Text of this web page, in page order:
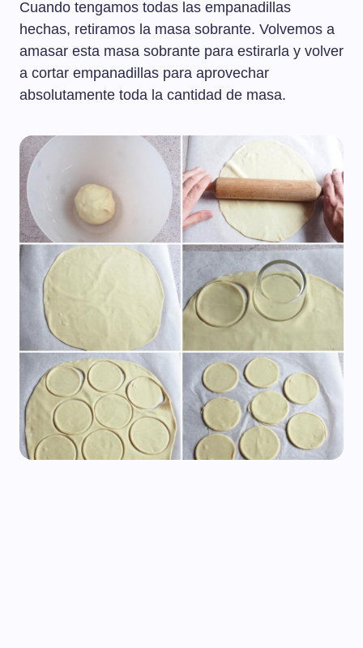
Cuando tengamos todas las empanadillas
hechas, retiramos la masa sobrante. Volvemos a
amasar esta masa sobrante para estirarla y volver
a cortar empanadillas para aprovechar
absolutamente toda la cantidad de masa.